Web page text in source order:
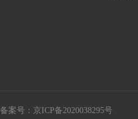
备案号： 京ICP备2020038295号